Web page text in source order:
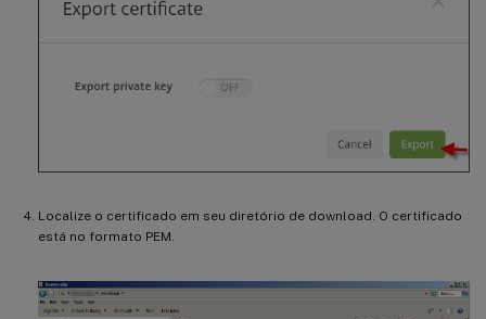
Localize o certificado em seu diretório de download. O certificado
está no formato PEM.